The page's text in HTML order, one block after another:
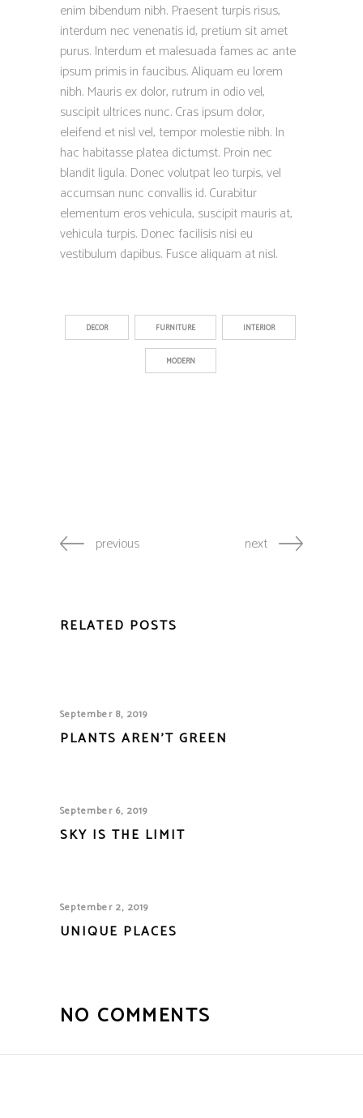
enim bibendum nibh. Praesent turpis risus,
interdum nec venenatis id, pretium sit amet
purus. Interdum et malesuada fames ac ante
ipsum primis in faucibus. Aliquam eu lorem
nibh. Mauris ex dolor, rutrum in odio vel,
suscipit ultrices nunc. Cras ipsum dolor,
eleifend et nisl vel, tempor molestie nibh. In
hac habitasse platea dictumst. Proin nec
blandit ligula. Donec volutpat leo turpis, vel
accumsan nunc convallis id. Curabitur
elementum eros vehicula, suscipit mauris at,
vehicula turpis. Donec facilisis nisi eu
vestibulum dapibus. Fusce aliquam at nisl.
DECOR FURNITURE INTERIOR
MODERN
previous next
RELATED POSTS
September 8, 2019
PLANTS AREN’T GREEN
September 6, 2019
SKY IS THE LIMIT
September 2, 2019
UNIQUE PLACES
NO COMMENTS